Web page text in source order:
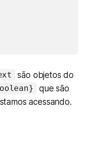
são objetos do
que são
acessando.